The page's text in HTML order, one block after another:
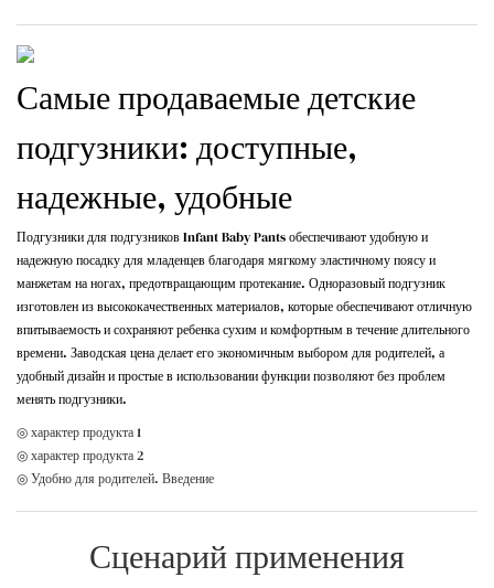
Самые продаваемые детские
подгузники: доступные,
надежные, удобные
Подгузники для подгузников Infant Baby Pants обеспечивают удобную и
надежную посадку для младенцев благодаря мягкому эластичному поясу и
манжетам на ногах, предотвращающим протекание. Одноразовый подгузник
изготовлен из высококачественных материалов, которые обеспечивают отличную
впитываемость и сохраняют ребенка сухим и комфортным в течение длительного
времени. Заводская цена делает его экономичным выбором для родителей, а
удобный дизайн и простые в использовании функции позволяют без проблем
менять подгузники.
◎ характер продукта 1
◎ характер продукта 2
◎ Удобно для родителей. Введение
Сценарий применения